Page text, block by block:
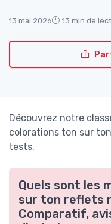
13 mai 2026 13 min de
Découvrez notre
colorations ton sur
tests.
Quels sont les
sur ton reflets
Comparatif,